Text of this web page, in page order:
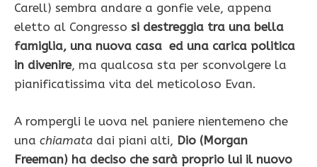
Carell) sembra andare a gonfie vele, appena
eletto al Congresso si destreggia tra una bella
famiglia, una nuova casa ed una carica politica
in divenire, ma qualcosa sta per sconvolgere la
pianificatissima vita del meticoloso Evan.
A rompergli le uova nel paniere nientemeno che
una chiamata dai piani alti, Dio (Morgan
Freeman) ha deciso che sarà proprio lui il nuovo